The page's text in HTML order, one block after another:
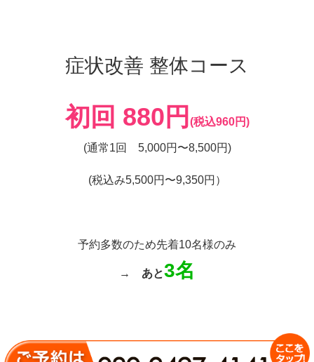
症状改善 整体コース
初回 880円 (税込960円)
(通常1回 5,000円〜8,500円)
(税込み5,500円〜9,350円）
予約多数のため先着10名様のみ
→ あと3名